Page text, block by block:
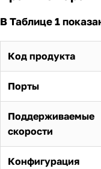
В Таблице 1
Код продукта
Порты
Поддерживаемые
скорости
Конфигурация